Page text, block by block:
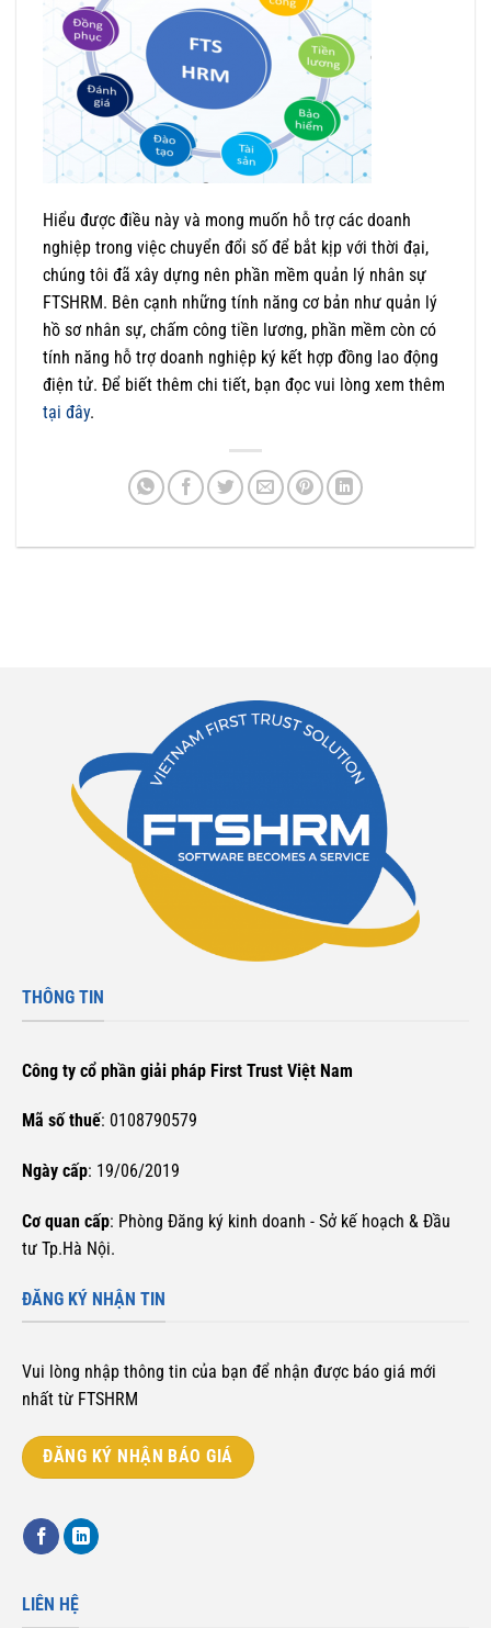
Hiểu được điều này và mong muốn hỗ trợ các doanh
nghiệp trong việc chuyển đổi số để bắt kịp với thời đại,
chúng tôi đã xây dựng nên phần mềm quản lý nhân sự
FTSHRM. Bên cạnh những tính năng cơ bản như quản lý
hồ sơ nhân sự, chấm công tiền lương, phần mềm còn có
tính năng hỗ trợ doanh nghiệp ký kết hợp đồng lao động
điện tử. Để biết thêm chi tiết, bạn đọc vui lòng xem thêm
tại đây.
THÔNG TIN
Công ty cổ phần giải pháp First Trust Việt Nam
Mã số thuế: 0108790579
Ngày cấp: 19/06/2019
Cơ quan cấp: Phòng Đăng ký kinh doanh - Sở kế hoạch & Đầu
tư Tp.Hà Nội.
ĐĂNG KÝ NHẬN TIN
Vui lòng nhập thông tin của bạn để nhận được báo giá mới
nhất từ FTSHRM
ĐĂNG KÝ NHẬN BÁO GIÁ
LIÊN HỆ